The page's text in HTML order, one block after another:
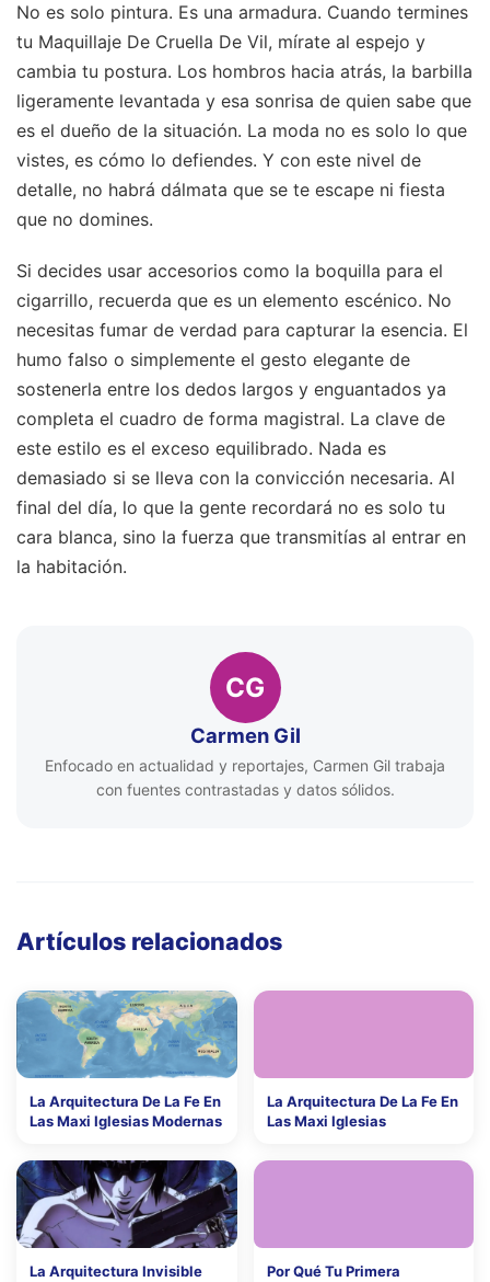
No es solo pintura. Es una armadura. Cuando termines
tu Maquillaje De Cruella De Vil, mírate al espejo y
cambia tu postura. Los hombros hacia atrás, la barbilla
ligeramente levantada y esa sonrisa de quien sabe que
es el dueño de la situación. La moda no es solo lo que
vistes, es cómo lo defiendes. Y con este nivel de
detalle, no habrá dálmata que se te escape ni fiesta
que no domines.
Si decides usar accesorios como la boquilla para el
cigarrillo, recuerda que es un elemento escénico. No
necesitas fumar de verdad para capturar la esencia. El
humo falso o simplemente el gesto elegante de
sostenerla entre los dedos largos y enguantados ya
completa el cuadro de forma magistral. La clave de
este estilo es el exceso equilibrado. Nada es
demasiado si se lleva con la convicción necesaria. Al
final del día, lo que la gente recordará no es solo tu
cara blanca, sino la fuerza que transmitías al entrar en
la habitación.
CG
Carmen Gil
Enfocado en actualidad y reportajes, Carmen Gil trabaja
con fuentes contrastadas y datos sólidos.
Artículos relacionados
La Arquitectura De La Fe En
Las Maxi Iglesias Modernas
La Arquitectura De La Fe En
Las Maxi Iglesias
La Arquitectura Invisible Por Qué Tu Primera